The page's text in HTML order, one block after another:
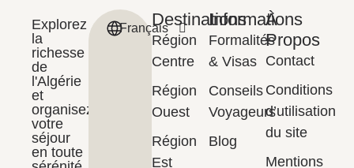
Explorez
la
richesse
de
l'Algérie
et
organisez
votre
séjour
en toute
Destinations
Région
Centre
Région
Ouest
Région
Est
Informations
Formalités
& Visas
Conseils
Voyageurs
Blog
À
Propos
Contact
Conditions
d’utilisation
du site
Mentions
Français
English